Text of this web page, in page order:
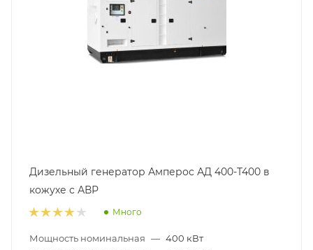
Дизельный генератор Амперос АД 400-Т400 в
кожухе с АВР
Много
Мощность номинальная — 400 кВт